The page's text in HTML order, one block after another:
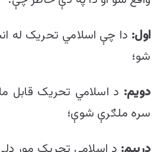
اول: دا چې اسلامي تحریک له
شو؛
دویم: د اسلامي تحریک قابل
سره ملګرې شوې؛